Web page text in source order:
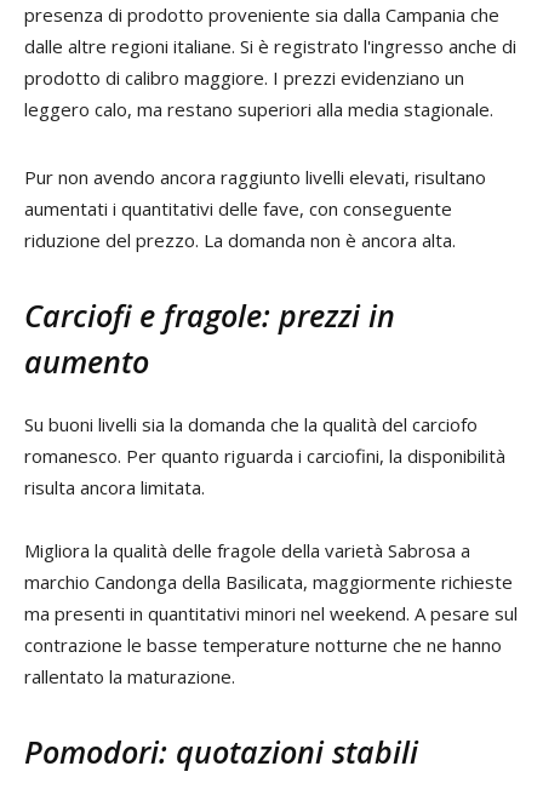
presenza di prodotto proveniente sia dalla Campania che
dalle altre regioni italiane. Si è registrato l'ingresso anche di
prodotto di calibro maggiore. I prezzi evidenziano un
leggero calo, ma restano superiori alla media stagionale.
Pur non avendo ancora raggiunto livelli elevati, risultano
aumentati i quantitativi delle fave, con conseguente
riduzione del prezzo. La domanda non è ancora alta.
Carciofi e fragole: prezzi in
aumento
Su buoni livelli sia la domanda che la qualità del carciofo
romanesco. Per quanto riguarda i carciofini, la disponibilità
risulta ancora limitata.
Migliora la qualità delle fragole della varietà Sabrosa a
marchio Candonga della Basilicata, maggiormente richieste
ma presenti in quantitativi minori nel weekend. A pesare sul
contrazione le basse temperature notturne che ne hanno
rallentato la maturazione.
Pomodori: quotazioni stabili